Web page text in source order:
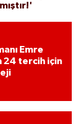
Emre
24 tercih için